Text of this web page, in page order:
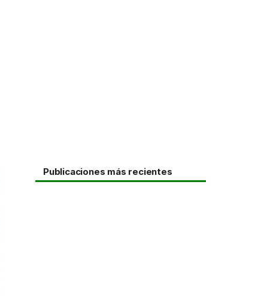
Publicaciones más recientes